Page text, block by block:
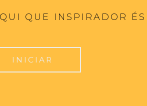
QUE INSPIRADOR ÉS
INICIAR